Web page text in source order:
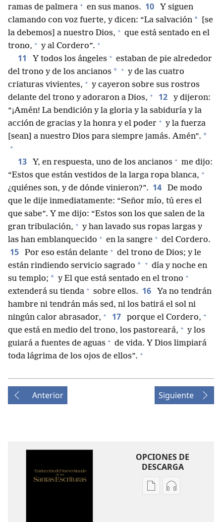
ramas de palmera + en sus manos. 10
Y siguen
clamando con voz fuerte, y dicen: “La salvación * [se
la debemos] a nuestro Dios, + que está sentado en el
trono, + y al Cordero”. +
11 Y todos los ángeles + estaban de pie alrededor
del trono y de los ancianos * + y de las cuatro
criaturas vivientes, + y cayeron sobre sus rostros
delante del trono y adoraron a Dios, + 12
y dijeron:
“¡Amén! La bendición y la gloria y la sabiduría y la
acción de gracias y la honra y el poder + y la fuerza
[sean] a nuestro Dios para siempre jamás. Amén”. *
+
13 Y, en respuesta, uno de los ancianos + me dijo:
“Estos que están vestidos de la larga ropa blanca, +
¿quiénes son, y de dónde vinieron?”. 14
De modo
que le dije inmediatamente: “Señor mío, tú eres el
que sabe”. Y me dijo: “Estos son los que salen de la
gran tribulación, + y han lavado sus ropas largas y
las han emblanquecido + en la sangre + del Cordero.
15 Por eso están delante + del trono de Dios; y le
están rindiendo servicio sagrado * + día y noche en
su templo; * y El que está sentado en el trono +
extenderá su tienda + sobre ellos. 16
Ya no tendrán
hambre ni tendrán más sed, ni los batirá el sol ni
ningún calor abrasador, + 17 porque el Cordero, +
que está en medio del trono, los pastoreará, + y los
guiará a fuentes de aguas + de vida. Y Dios limpiará
toda lágrima de los ojos de ellos”. +
Anterior Siguiente
OPCIONES DE
DESCARGA
OpcionesOpciones